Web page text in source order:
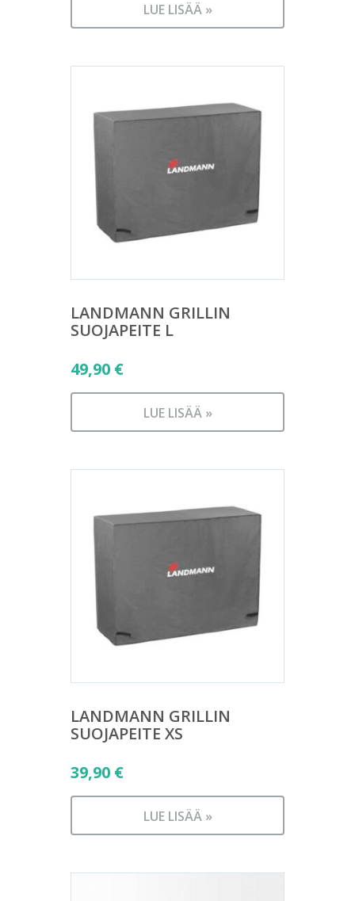
LUE LISÄÄ »
LANDMANN GRILLIN
SUOJAPEITE L
49,90 €
LUE LISÄÄ »
LANDMANN GRILLIN
SUOJAPEITE XS
39,90 €
LUE LISÄÄ »